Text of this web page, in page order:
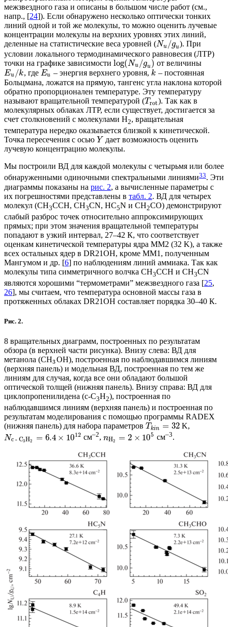
межзвездного газа и описаны в большом числе работ (см.,
напр., [24]). Если обнаружено несколько оптически тонких
линий одной и той же молекулы, то можно оценить лучевые
концентрации молекулы на верхних уровнях этих линий,
деленные на статистические веса уровней (Nu /gu). При
условии локального термодинамического равновесия (ЛТР)
точки на графике зависимости log(Nu /gu) от величины
Eu /k, где Eu – энергия верхнего уровня, k – постоянная
Больцмана, ложатся на прямую, тангенс угла наклона которой
обратно пропорционален температуре. Эту температуру
называют вращательной температурой (Trot). Так как в
молекулярных облаках ЛТР, если существует, достигается за
счет столкновений с молекулами H2, вращательная
температура нередко оказывается близкой к кинетической.
Точка пересечения с осью Y дает возможность оценить
лучевую концентрацию молекулы.
Мы построили ВД для каждой молекулы с четырьмя или более
обнаруженными одиночными спектральными линиями33. Эти
диаграммы показаны на рис. 2, а вычисленные параметры с
их погрешностями представлены в табл. 2. ВД для четырех
молекул (CH3CCH, CH3CN, HC5N и CH2CO) демонстрируют
слабый разброс точек относительно аппроксимирующих
прямых; при этом значения вращательной температуры
попадают в узкий интервал, 27–42 К, что соответствует
оценкам кинетической температуры ядра MM2 (32 K), а также
всех остальных ядер в DR21OH, кроме ММ1, полученным
Мангумом и др. [6] по наблюдениям линий аммиака. Так как
молекулы типа симметричного волчка CH3CCH и CH3CN
являются хорошими “термометрами” межзвездного газа [25,
26], мы считаем, что температура основной массы газа в
протяженных облаках DR21OH составляет порядка 30–40 К.
Рис. 2.
8 вращательных диаграмм, построенных по результатам
обзора (в верхней части рисунка). Внизу слева: ВД для
метанола (СН3OH), построенная по наблюдавшимся линиям
(верхняя панель) и модельная ВД, построенная по тем же
линиям для случая, когда все они обладают большой
оптической толщей (нижняя панель). Внизу справа: ВД для
циклопропенилидена (c-C3H2), построенная по
наблюдавшимся линиям (верхняя панель) и построенная по
результатам моделирования с помощью программы RADEX
(нижняя панель) для набора параметров Tkin = 32 K,
Nc - C3H2 = 6.4 × 1012 см–2, nH2 = 2 × 105 см–3.